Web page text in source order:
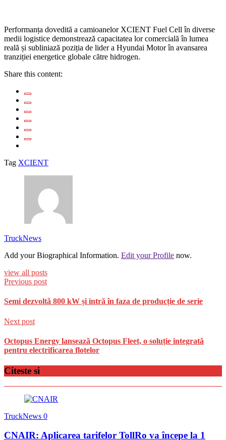
Performanța dovedită a camioanelor XCIENT Fuel Cell în diverse
medii logistice demonstrează capacitatea lor comercială în lumea
reală și subliniază poziția de lider a Hyundai Motor în avansarea
tranziției energetice globale către hidrogen.
Share this content:
Tag XCIENT
TruckNews
Add your Biographical Information. Edit your Profile now.
view all posts
Previous post
Semi dezvoltă 800 kW și intră în faza de producție de serie
Next post
Octopus Energy lansează Octopus Fleet, o soluție integrată
pentru electrificarea flotelor
Citeste si
TruckNews 0
CNAIR: Aplicarea tarifelor TollRo va începe la 1